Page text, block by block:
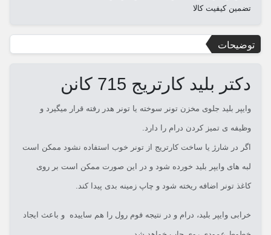
تضمین کیفیت کالا
توضیحات
دکتر بلید کارتریج 715 کانن
وایپر بلید جلوی مخزن تونر سوخته یا تونر هدر رفته قرار میگیرد و
وظیفه ی تمیز کردن درام را دارد.
اگر در شارژ یا ساخت کارتریج از تونر خوب استفاده نشود ممکن است
لبه های وایپر بلید خورده شود و در این صورت ممکن است بر روی
کاغذ تونر اضافه ریخته شود و چاپ زمینه بدی پیدا کند.
خرابی وایپر بلید، درام و در نتیجه فوم رول را هم ساییده و باعث ایجاد